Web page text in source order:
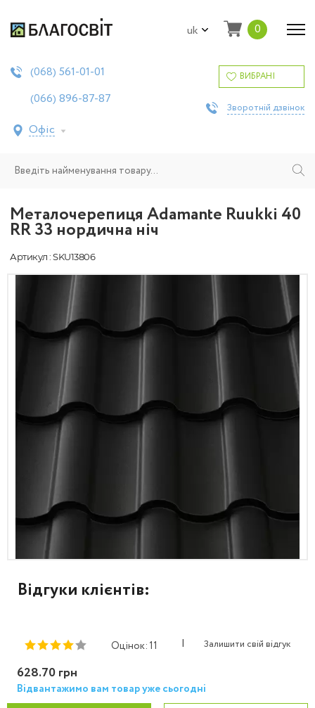
uk 0
(068) 561-01-01
(066) 896-87-87
Офіс
ВИБРАНІ
Зворотній дзвінок
Металочерепиця Adamante Ruukki 40
RR 33 нордична ніч
Артикул : SKU13806
Відгуки клієнтів:
Оцінок: 11 | Залишити свій відгук
628.70 грн
Відвантажимо вам товар уже сьогодні